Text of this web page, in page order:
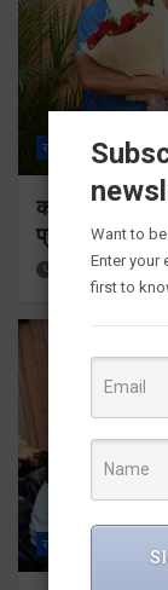
राज्य ALL देहरादून
कॉमनवेल्थ गेम्स
प्रशिक्षकों को
5 hours ago
राज्य
Want to
Enter your
first to